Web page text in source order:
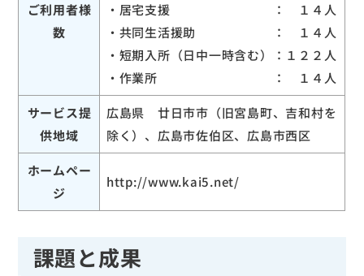
ご利用者様
数
・居宅支援 ： １４人
・共同生活援助 ： １４人
・短期入所（日中一時含む）：１２２人
・作業所 ： １４人
サービス提
供地域
広島県 廿日市市（旧宮島町、吉和村を
除く）、広島市佐伯区、広島市西区
ホームペー
ジ
http://www.kai5.net/
課題と成果